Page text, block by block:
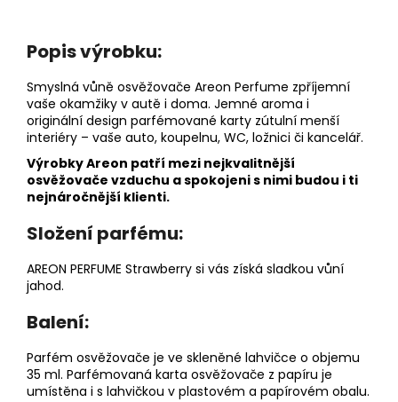
Popis výrobku:
Smyslná vůně osvěžovače Areon Perfume zpříjemní
vaše okamžiky v autě i doma. Jemné aroma i
originální design parfémované karty zútulní menší
interiéry – vaše auto, koupelnu, WC, ložnici či kancelář.
Výrobky Areon patří mezi nejkvalitnější
osvěžovače vzduchu a spokojeni s nimi budou i ti
nejnáročnější klienti.
Složení parfému:
AREON PERFUME Strawberry si vás získá sladkou vůní
jahod.
Balení:
Parfém osvěžovače je ve skleněné lahvičce o objemu
35 ml. Parfémovaná karta osvěžovače z papíru je
umístěna i s lahvičkou v plastovém a papírovém obalu.
DĚTSKÁ
LÁHEV
NA
PITÍ
KIDS
FUN
119
Kč